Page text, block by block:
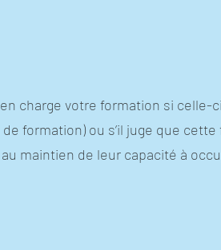
charge votre formation si
formation) ou s’il juge que
maintien de leur capacité à